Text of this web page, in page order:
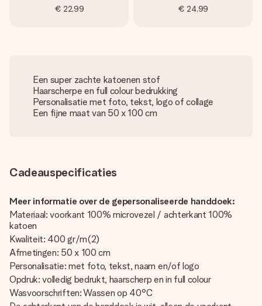
€ 22,99 € 24,99
Een super zachte katoenen stof
Haarscherpe en full colour bedrukking
Personalisatie met foto, tekst, logo of collage
Een fijne maat van 50 x 100 cm
Cadeauspecificaties
Meer informatie over de gepersonaliseerde handdoek:
Materiaal: voorkant 100% microvezel / achterkant 100%
katoen
Kwaliteit: 400 gr/m(2)
Afmetingen: 50 x 100 cm
Personalisatie: met foto, tekst, naam en/of logo
Opdruk: volledig bedrukt, haarscherp en in full colour
Wasvoorschriften: Wassen op 40°C